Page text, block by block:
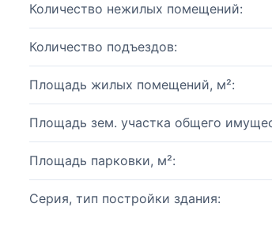
Количество нежилых помещений:
Количество подъездов:
Площадь жилых помещений, м²:
Площадь зем. участка общего
Площадь парковки, м²:
Серия, тип постройки здания: